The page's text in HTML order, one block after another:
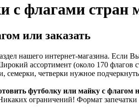
с флагами стран
или заказать
нашего интернет-магазина. Если
ассортимент (около 170 флагов
семерки, четверки нужное
футболку или майку с флагом
ограничений! Формат